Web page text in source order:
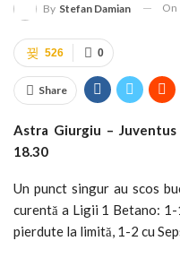
By Stefan Damian On
0
526
Share
Astra Giurgiu –
18.30
Un punct singur au scos
curentă a Ligii 1 Betano:
pierdute la limită, 1-2 cu